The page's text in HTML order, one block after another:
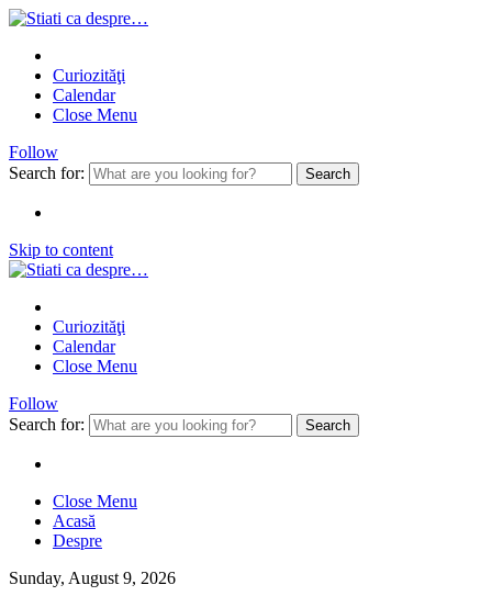
Curiozităţi
Calendar
Close Menu
Follow
Search for:
Skip to content
Curiozităţi
Calendar
Close Menu
Follow
Search for:
Close Menu
Acasă
Despre
Sunday, August 9, 2026